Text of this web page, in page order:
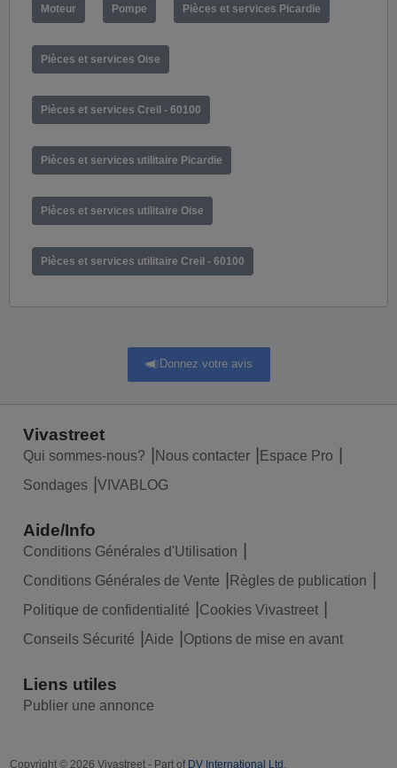
Moteur Pompe Pièces et services Picardie
Pièces et services Oise
Pièces et services Creil - 60100
Pièces et services utilitaire Picardie
Pièces et services utilitaire Oise
Pièces et services utilitaire Creil - 60100
Donnez votre avis
Vivastreet
Qui sommes-nous? Nous contacter
Espace Pro
Sondages
VIVABLOG
Aide/Info
Conditions Générales d'Utilisation
Conditions Générales de Vente
Règles de publication
Politique de confidentialité
Cookies Vivastreet
Conseils Sécurité
Aide Options de mise en avant
Liens utiles
Publier une annonce
Copyright © 2026 Vivastreet - Part of DV International Ltd .